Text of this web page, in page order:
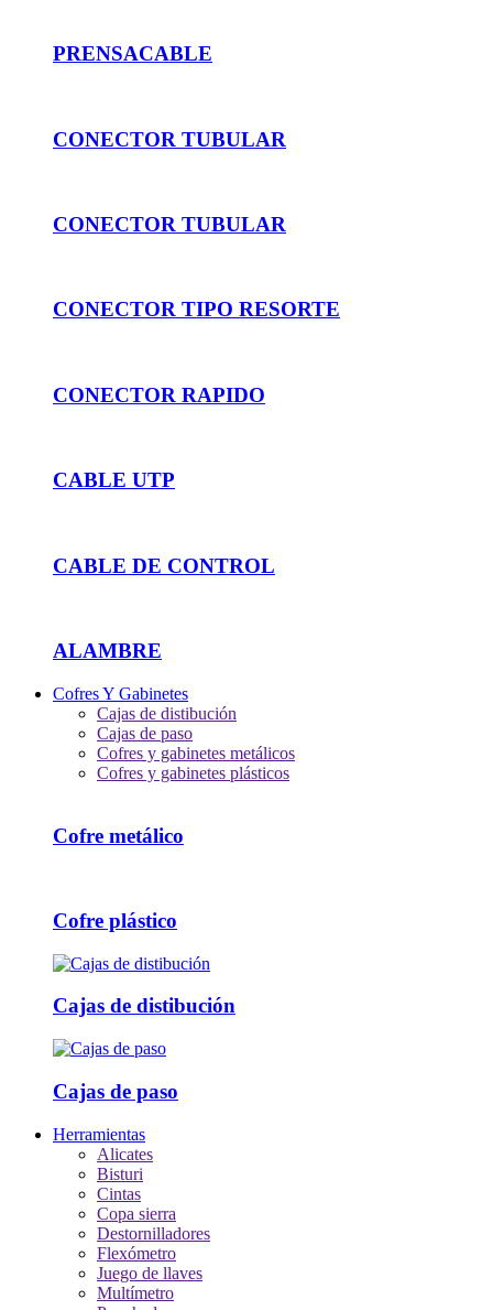
PRENSACABLE
CONECTOR TUBULAR
CONECTOR TUBULAR
CONECTOR TIPO RESORTE
CONECTOR RAPIDO
CABLE UTP
CABLE DE CONTROL
ALAMBRE
Cofres Y Gabinetes
Cajas de distibución
Cajas de paso
Cofres y gabinetes metálicos
Cofres y gabinetes plásticos
Cofre metálico
Cofre plástico
Cajas de distibución
Cajas de paso
Herramientas
Alicates
Bisturi
Cintas
Copa sierra
Destornilladores
Flexómetro
Juego de llaves
Multímetro